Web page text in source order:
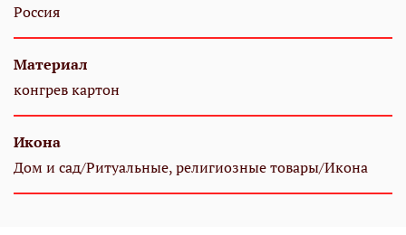
Россия
Материал
конгрев картон
Икона
Дом и сад/Ритуальные, религиозные товары/Икона